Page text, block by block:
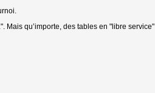
Mais qu’importe, des tables en "libre service"